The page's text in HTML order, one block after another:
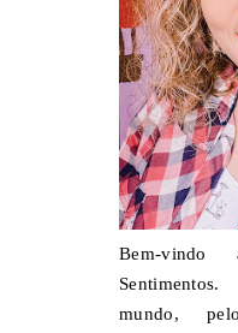
Bem-
mundo,